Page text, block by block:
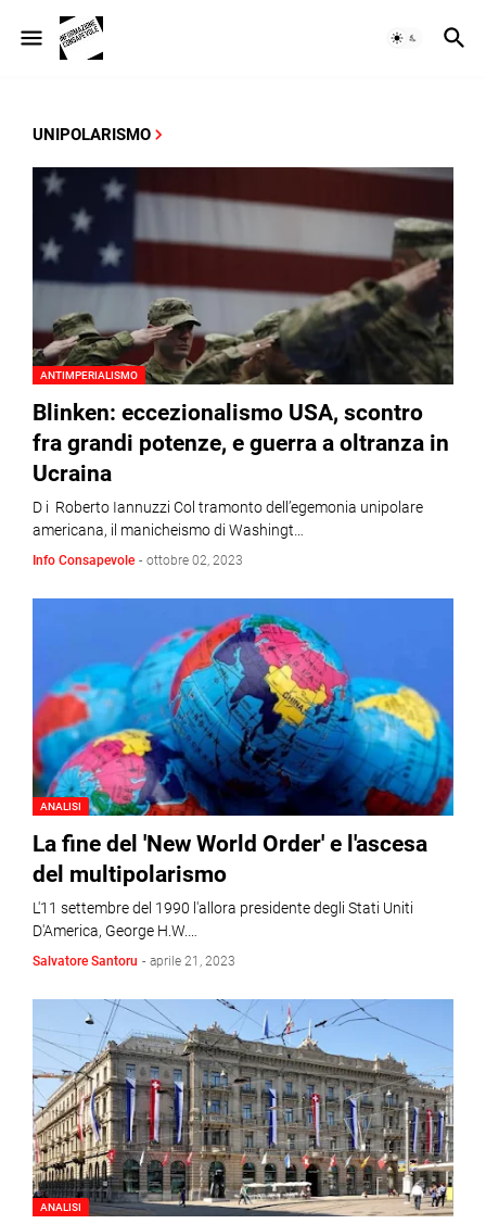
UNIPOLARISMO
ANTIMPERIALISMO
Blinken: eccezionalismo USA, scontro
fra grandi potenze, e guerra a oltranza in
Ucraina
D i Roberto Iannuzzi Col tramonto dell’egemonia unipolare
americana, il manicheismo di Washingt…
Info Consapevole - ottobre 02, 2023
ANALISI
La fine del 'New World Order' e l'ascesa
del multipolarismo
L'11 settembre del 1990 l'allora presidente degli Stati Uniti
D'America, George H.W.…
Salvatore Santoru - aprile 21, 2023
ANALISI